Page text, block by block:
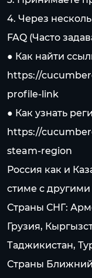
4. Через
FAQ (Часто
● Как найти
https://
profile-link
● Как узнать
https://
steam-region
Россия как и
стиме c
Страны СНГ:
Грузия,
Таджикистан,
Страны